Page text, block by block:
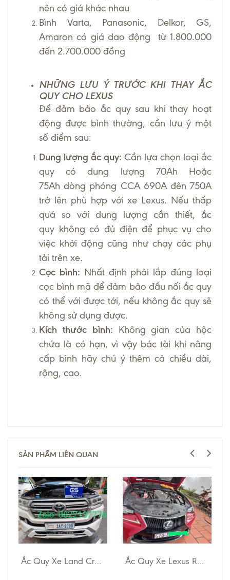
nên có giá khác nhau
Bình Varta, Panasonic, Delkor, GS,
Amaron có giá dao động từ 1.800.000
đến 2.700.000 đồng
NHỮNG LƯU Ý TRƯỚC KHI THAY ẮC
QUY CHO LEXUS
Để đảm bảo ắc quy sau khi thay hoạt
động được bình thường, cần lưu ý một
số điểm sau:
Dung lượng ắc quy: Cần lựa chọn loại ắc
quy có dung lượng 70Ah Hoặc
75Ah dòng phóng CCA 690A đên 750A
trở lên phù hợp với xe Lexus. Nếu thấp
quá so với dung lượng cần thiết, ắc
quy không có đủ điện để phục vụ cho
việc khởi động cũng như chạy các phụ
tải trên xe.
Cọc bình: Nhất định phải lắp đúng loại
cọc bình mã để đảm bảo đầu nối ắc quy
có thể với được tới, nếu không ắc quy sẽ
không sử dụng được.
Kích thước bình: Không gian của hộc
chứa là có hạn, vì vậy bác tài khi nâng
cấp bình hãy chú ý thêm cả chiều dài,
rộng, cao.
SẢN PHẨM LIÊN QUAN